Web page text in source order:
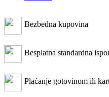
Bezbedna kupovina
Besplatna standardna
Plaćanje gotovinom ili